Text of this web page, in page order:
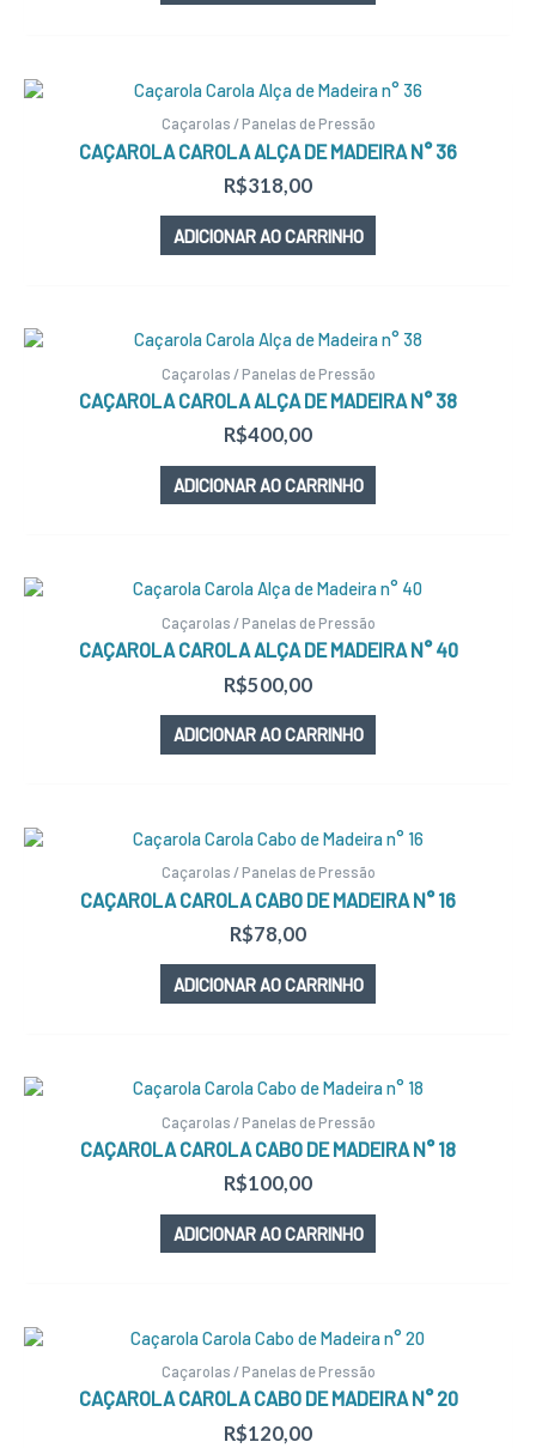
Caçarolas / Panelas de Pressão
CAÇAROLA CAROLA ALÇA DE MADEIRA N° 36
R$318,00
ADICIONAR AO CARRINHO
Caçarolas / Panelas de Pressão
CAÇAROLA CAROLA ALÇA DE MADEIRA N° 38
R$400,00
ADICIONAR AO CARRINHO
Caçarolas / Panelas de Pressão
CAÇAROLA CAROLA ALÇA DE MADEIRA N° 40
R$500,00
ADICIONAR AO CARRINHO
Caçarolas / Panelas de Pressão
CAÇAROLA CAROLA CABO DE MADEIRA N° 16
R$78,00
ADICIONAR AO CARRINHO
Caçarolas / Panelas de Pressão
CAÇAROLA CAROLA CABO DE MADEIRA N° 18
R$100,00
ADICIONAR AO CARRINHO
Caçarolas / Panelas de Pressão
CAÇAROLA CAROLA CABO DE MADEIRA N° 20
R$120,00